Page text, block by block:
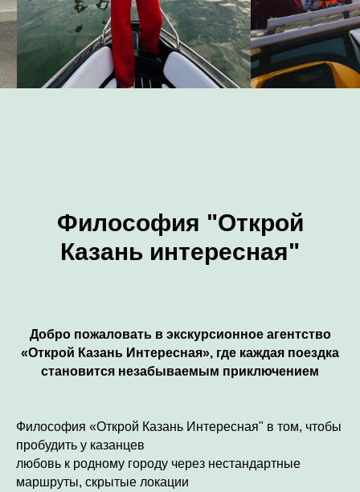
Философия "Открой
Казань интересная"
Добро пожаловать в экскурсионное агентство
«Открой Казань Интересная», где каждая поездка
становится незабываемым приключением
Философия «Открой Казань Интересная" в том, чтобы
пробудить у казанцев
любовь к родному городу через нестандартные
маршруты, скрытые локации